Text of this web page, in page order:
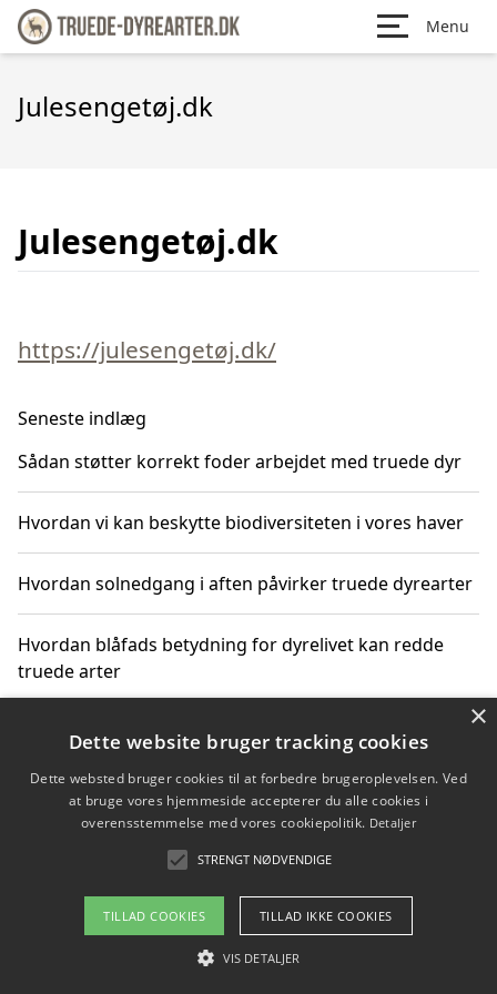
Menu
Julesengetøj.dk
Julesengetøj.dk
https://julesengetøj.dk/
Seneste indlæg
Sådan støtter korrekt foder arbejdet med truede dyr
Hvordan vi kan beskytte biodiversiteten i vores haver
Hvordan solnedgang i aften påvirker truede dyrearter
Hvordan blåfads betydning for dyrelivet kan redde
truede arter
Hvordan kan gaver til unge voksne støtte bevarelsen
Copyright 2026 - Pilanto Aps
Om / kontakt
Blog Betingelser
×
Dette website bruger tracking cookies
Dette websted bruger cookies til at forbedre brugeroplevelsen. Ved
at bruge vores hjemmeside accepterer du alle cookies i
overensstemmelse med vores cookiepolitik. Detaljer
STRENGT NØDVENDIGE
TILLAD COOKIES TILLAD IKKE COOKIES
VIS DETALJER